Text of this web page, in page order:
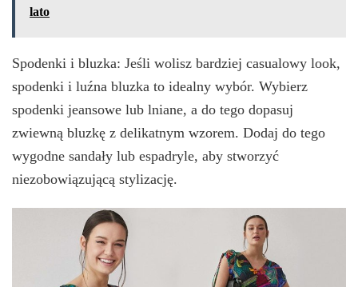
lato
Spodenki i bluzka: Jeśli wolisz bardziej casualowy look,
spodenki i luźna bluzka to idealny wybór. Wybierz
spodenki jeansowe lub lniane, a do tego dopasuj
zwiewną bluzkę z delikatnym wzorem. Dodaj do tego
wygodne sandały lub espadryle, aby stworzyć
niezobowiązującą stylizację.